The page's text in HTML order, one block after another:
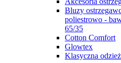
Bluzy
poliestrowo -
65/35
Cotton Comfort
Glowtex
Klasyczna odzież